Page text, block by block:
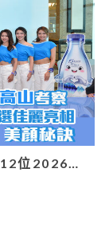
位2026…